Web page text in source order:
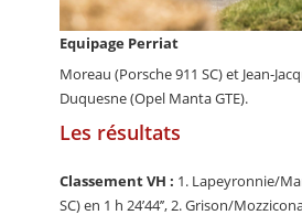
Equipage Perriat
Moreau (Porsche 911 SC) et Jean-
Duquesne (Opel Manta GTE).
Les résultats
Classement VH : 1. Lapeyronnie/
SC) en 1 h 24’44’’, 2. Grison/